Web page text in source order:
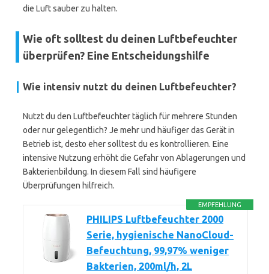
die Luft sauber zu halten.
Wie oft solltest du deinen Luftbefeuchter
überprüfen? Eine Entscheidungshilfe
Wie intensiv nutzt du deinen Luftbefeuchter?
Nutzt du den Luftbefeuchter täglich für mehrere Stunden
oder nur gelegentlich? Je mehr und häufiger das Gerät in
Betrieb ist, desto eher solltest du es kontrollieren. Eine
intensive Nutzung erhöht die Gefahr von Ablagerungen und
Bakterienbildung. In diesem Fall sind häufigere
Überprüfungen hilfreich.
EMPFEHLUNG
PHILIPS Luftbefeuchter 2000
Serie, hygienische NanoCloud-
Befeuchtung, 99,97% weniger
Bakterien, 200ml/h, 2L